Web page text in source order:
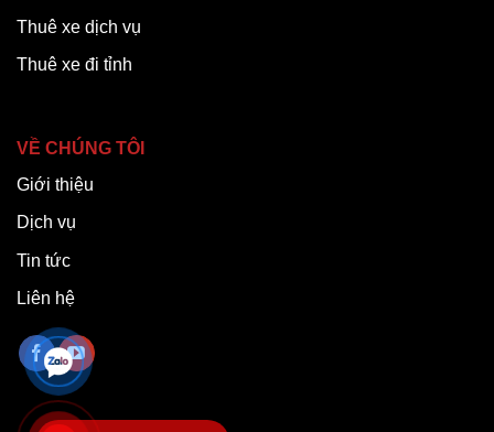
Thuê xe dịch vụ
Thuê xe đi tỉnh
VỀ CHÚNG TÔI
Giới thiệu
Dịch vụ
Tin tức
Liên hệ